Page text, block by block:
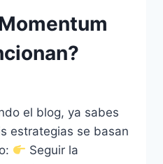
el blog, ya sabes
estrategias se basan
Seguir la